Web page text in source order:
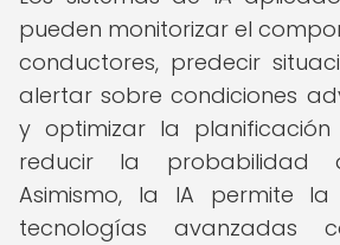
pueden monitorizar el
conductores, predecir
alertar sobre condiciones
y optimizar la
reducir la probabilidad
Asimismo, la IA permite
tecnologías avanzadas